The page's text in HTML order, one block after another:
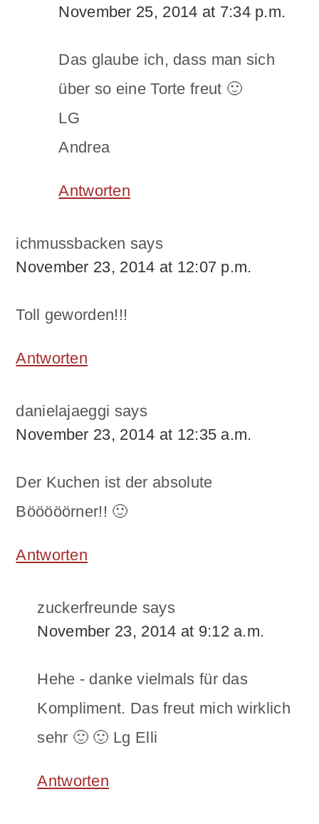
November 25, 2014 at 7:34 p.m.
Das glaube ich, dass man sich
über so eine Torte freut 🙂
LG
Andrea
Antworten
ichmussbacken says
November 23, 2014 at 12:07 p.m.
Toll geworden!!!
Antworten
danielajaeggi says
November 23, 2014 at 12:35 a.m.
Der Kuchen ist der absolute
Bööööörner!! 🙂
Antworten
zuckerfreunde says
November 23, 2014 at 9:12 a.m.
Hehe - danke vielmals für das
Kompliment. Das freut mich wirklich
sehr 🙂 🙂 Lg Elli
Antworten